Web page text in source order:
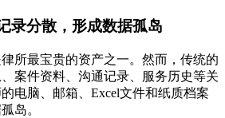
录分散，形成数据孤岛
所最宝贵的资产之一。然而，传统的
案件资料、沟通记录、服务历史等关
电脑、邮箱、Excel文件和纸质档案
岛。